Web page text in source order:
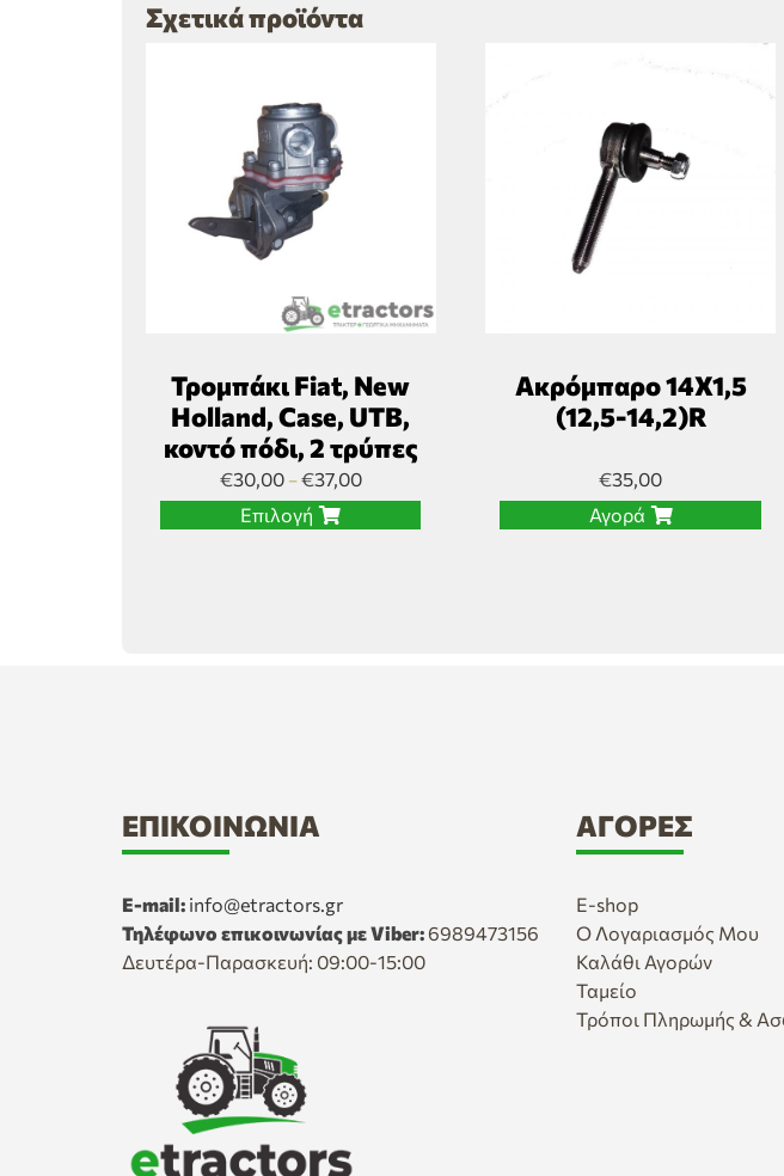
Σχετικά προϊόντα
Τρομπάκι Fiat, New
Holland, Case, UTB,
κοντό πόδι, 2 τρύπες
€30,00–€37,00
Επιλογή
Ακρόμπαρο 14Χ1,5
(12,5-14,2)R
€35,00
Αγορά
ΕΠΙΚΟΙΝΩΝΊΑ
E-mail: info@etractors.gr
Τηλέφωνο επικοινωνίας με Viber: 6989473156
Δευτέρα-Παρασκευή: 09:00-15:00
ΑΓΟΡΈΣ
E-shop
Ο Λογαριασμός Μου
Καλάθι Αγορών
Ταμείο
Τρόποι Πληρωμής &